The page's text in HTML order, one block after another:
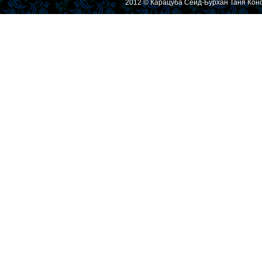
2012 © Карацуба Сеид-Бурхан Таня